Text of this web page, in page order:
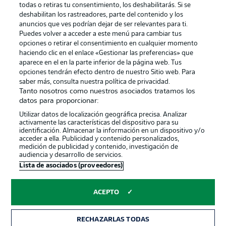
Gestionar las preferencias Declaracion de privacidad
Canales Trabajos
Jugadores Condiciones de uso
Sello Editorial Contacto
© 2026 Bundesliga-Gruppe GmbH
Elegir idioma
todas o retiras tu consentimiento, los deshabilitarás. Si se
deshabilitan los rastreadores, parte del contenido y los
anuncios que ves podrían dejar de ser relevantes para ti.
Puedes volver a acceder a este menú para cambiar tus
opciones o retirar el consentimiento en cualquier momento
haciendo clic en el enlace «Gestionar las preferencias» que
aparece en el en la parte inferior de la página web. Tus
opciones tendrán efecto dentro de nuestro Sitio web. Para
saber más, consulta nuestra política de privacidad.
Tanto nosotros como nuestros asociados tratamos los
datos para proporcionar:
Utilizar datos de localización geográfica precisa. Analizar
activamente las características del dispositivo para su
identificación. Almacenar la información en un dispositivo y/o
acceder a ella. Publicidad y contenido personalizados,
medición de publicidad y contenido, investigación de
audiencia y desarrollo de servicios.
Lista de asociados (proveedores)
ACEPTO
RECHAZARLAS TODAS